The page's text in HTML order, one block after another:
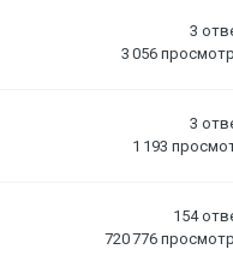
3
3 056
3
1 193
154
720 776